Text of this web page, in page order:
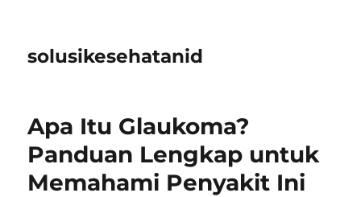
solusikesehatanid
Apa Itu Glaukoma?
Panduan Lengkap untuk
Memahami Penyakit Ini